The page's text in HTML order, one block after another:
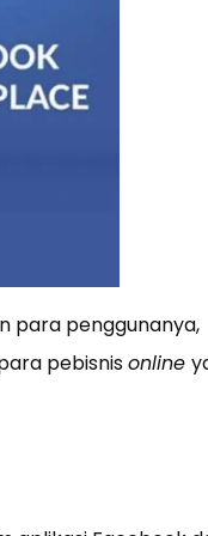
para penggunanya,
pebisnisonline